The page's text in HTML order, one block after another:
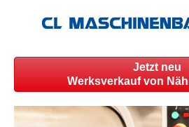
Jetzt neu
Werksverkauf von